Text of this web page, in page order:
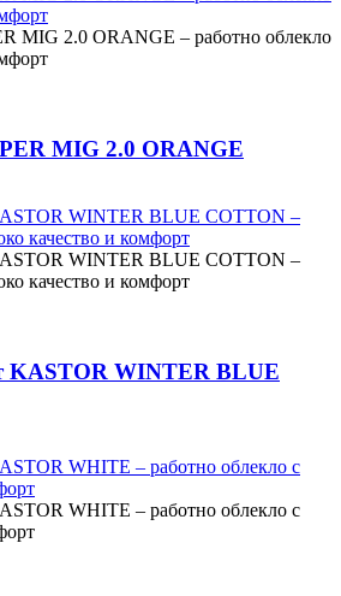
MIG 2.0 ORANGE
KASTOR WINTER BLUE